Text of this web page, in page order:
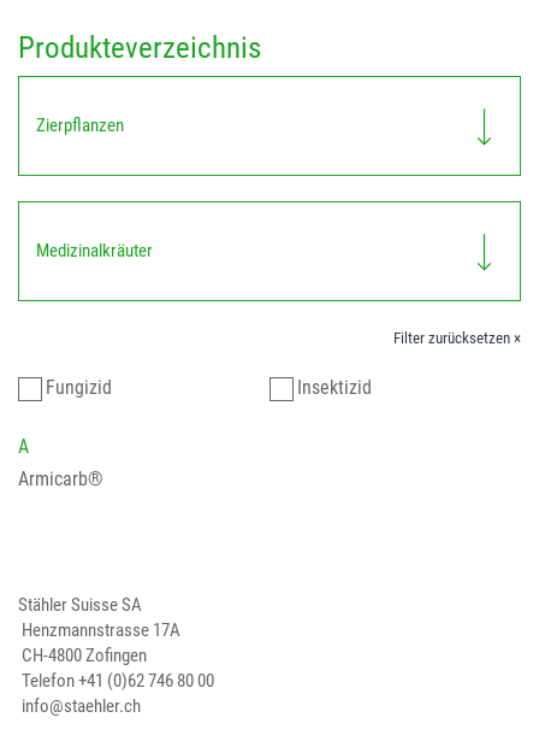
Produkteverzeichnis
Zierpflanzen
Medizinalkräuter
Filter zurücksetzen ×
Fungizid Insektizid
A
Armicarb®
Stähler Suisse SA
Henzmannstrasse 17A
CH-4800 Zofingen
Telefon+41 (0)62 746 80 00
info@staehler.ch